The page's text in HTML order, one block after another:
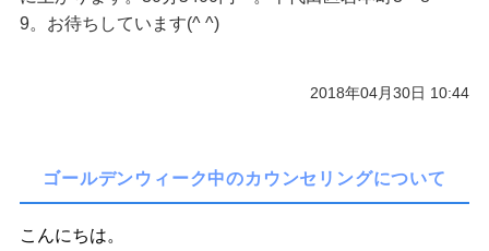
9。お待ちしています(^ ^)
2018年04月30日 10:44
ゴールデンウィーク中のカウンセリングについて
こんにちは。